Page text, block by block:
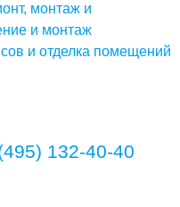
монтаж и
и монтаж
и отделка помещений
132-40-40